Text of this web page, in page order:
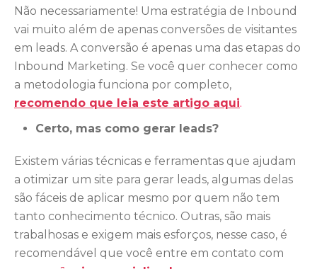
Não necessariamente! Uma estratégia de Inbound
vai muito além de apenas conversões de visitantes
em leads. A conversão é apenas uma das etapas do
Inbound Marketing. Se você quer conhecer como
a metodologia funciona por completo,
recomendo que leia este artigo aqui.
Certo, mas como gerar leads?
Existem várias técnicas e ferramentas que ajudam
a otimizar um site para gerar leads, algumas delas
são fáceis de aplicar mesmo por quem não tem
tanto conhecimento técnico. Outras, são mais
trabalhosas e exigem mais esforços, nesse caso, é
recomendável que você entre em contato com